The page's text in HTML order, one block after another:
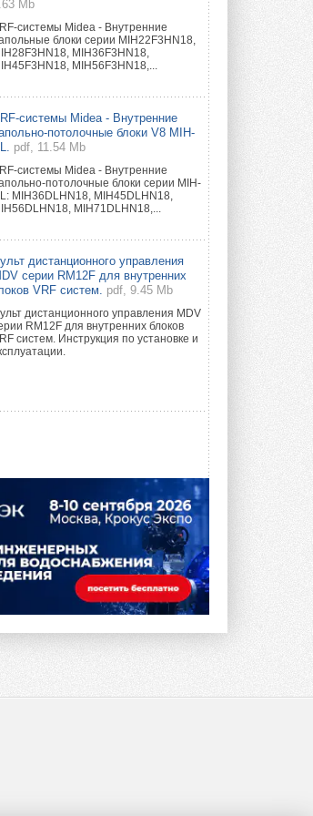
Mb
системы Midea - Внутренние
блоки серии MIH22F3HN18,
MIH36F3HN18,
MIH56F3HN18,...
системы Midea - Внутренние
потолочные блоки V8 MIH-
pdf, 11.54 Mb
системы Midea - Внутренние
потолочные блоки серии MIH-
MIH36DLHN18, MIH45DLHN18,
MIH71DLHN18,...
дистанционного управления
серии RM12F для внутренних
VRF систем.
pdf, 9.45 Mb
дистанционного управления MDV
RM12F для внутренних блоков
систем. Инструкция по установке и